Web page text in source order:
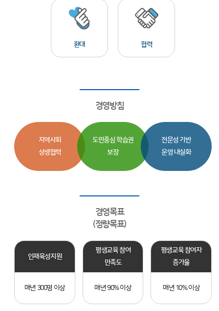
환대 협력
경영방침
지역사회
상생협력
도민중심 학습권
보장
전문성 기반
운영 내실화
경영목표
(정량목표)
인재육성지원
매년 300명 이상
평생교육 참여
만족도
매년 90% 이상
평생교육 참여자
증가율
매년 10% 이상